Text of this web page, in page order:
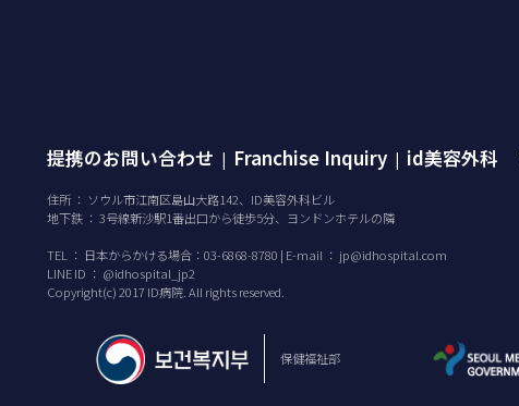
提携のお問い合わせ | Franchise Inquiry | id美容外科
住所 ： ソウル市江南区島山大路142、ID美容外科ビル
地下鉄 ： 3号線新沙駅1番出口から徒歩5分、ヨンドンホテルの隣
TEL ： 日本からかける場合：03-6868-8780 | E-mail ： jp@idhospital.com
LINE ID ： @idhospital_jp2
Copyright(c) 2017 ID病院. All rights reserved.
保健福祉部